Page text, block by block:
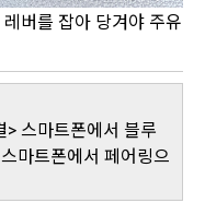
버를 잡아 당겨야 주유
> 스마트폰에서 블루
마트폰에서 페어링으